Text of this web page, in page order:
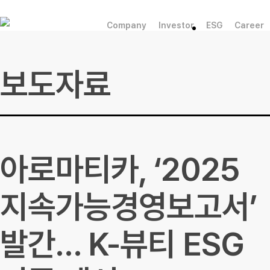
to
Company Investor ESG Career
보도자료
아로마티카, ‘2025
지속가능경영보고서’
발간… K-뷰티 ESG